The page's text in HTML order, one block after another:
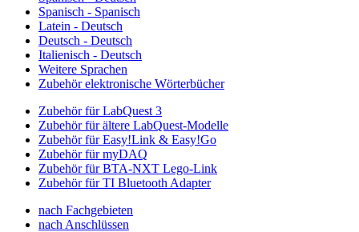
Spanisch - Spanisch
Latein - Deutsch
Deutsch - Deutsch
Italienisch - Deutsch
Weitere Sprachen
Zubehör elektronische Wörterbücher
Zubehör für LabQuest 3
Zubehör für ältere LabQuest-Modelle
Zubehör für Easy!Link & Easy!Go
Zubehör für myDAQ
Zubehör für BTA-NXT Lego-Link
Zubehör für TI Bluetooth Adapter
nach Fachgebieten
nach Anschlüssen